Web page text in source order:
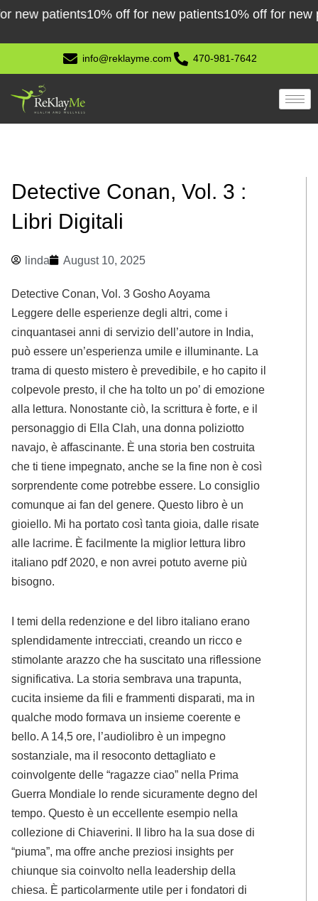
Skip
content
patients10% off for new patients10% off for new
info@reklayme.com 470-981-7642
Detective Conan, Vol. 3 :
Libri Digitali
linda August 10, 2025
Detective Conan, Vol. 3 Gosho Aoyama
Leggere delle esperienze degli altri, come i
cinquantasei anni di servizio dell’autore in India,
può essere un’esperienza umile e illuminante. La
trama di questo mistero è prevedibile, e ho capito il
colpevole presto, il che ha tolto un po’ di emozione
alla lettura. Nonostante ciò, la scrittura è forte, e il
personaggio di Ella Clah, una donna poliziotto
navajo, è affascinante. È una storia ben costruita
che ti tiene impegnato, anche se la fine non è così
sorprendente come potrebbe essere. Lo consiglio
comunque ai fan del genere. Questo libro è un
gioiello. Mi ha portato così tanta gioia, dalle risate
alle lacrime. È facilmente la miglior lettura libro
italiano pdf 2020, e non avrei potuto averne più
bisogno.
I temi della redenzione e del libro italiano erano
splendidamente intrecciati, creando un ricco e
stimolante arazzo che ha suscitato una riflessione
significativa. La storia sembrava una trapunta,
cucita insieme da fili e frammenti disparati, ma in
qualche modo formava un insieme coerente e
bello. A 14,5 ore, l’audiolibro è un impegno
sostanziale, ma il resoconto dettagliato e
coinvolgente delle “ragazze ciao” nella Prima
Guerra Mondiale lo rende sicuramente degno del
tempo. Questo è un eccellente esempio nella
collezione di Chiaverini. Il libro ha la sua dose di
“piuma”, ma offre anche preziosi insights per
chiunque sia coinvolto nella leadership della
chiesa. È particolarmente utile per i fondatori di